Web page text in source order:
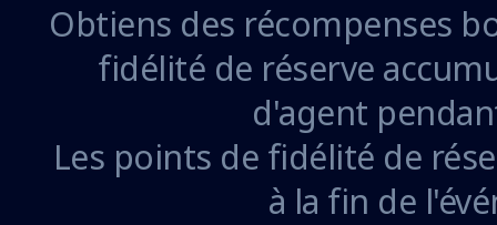
Obtiens des récompenses
fidélité de réserve
d'agent
Les points de fidélité de
à la fin de